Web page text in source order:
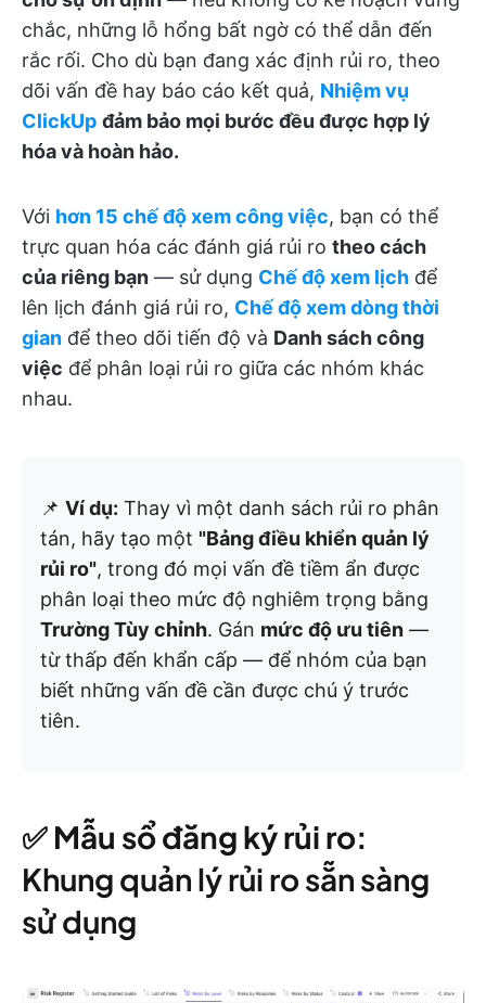
chắc, những lỗ hổng bất ngờ có thể dẫn đến
rắc rối. Cho dù bạn đang xác định rủi ro, theo
dõi vấn đề hay báo cáo kết quả, Nhiệm vụ
ClickUp đảm bảo mọi bước đều được hợp lý
hóa và hoàn hảo.
Với hơn 15 chế độ xem công việc, bạn có thể
trực quan hóa các đánh giá rủi ro theo cách
của riêng bạn — sử dụng Chế độ xem lịch để
lên lịch đánh giá rủi ro, Chế độ xem dòng thời
gian để theo dõi tiến độ và Danh sách công
việc để phân loại rủi ro giữa các nhóm khác
nhau.
📌 Ví dụ: Thay vì một danh sách rủi ro phân
tán, hãy tạo một "Bảng điều khiển quản lý
rủi ro", trong đó mọi vấn đề tiềm ẩn được
phân loại theo mức độ nghiêm trọng bằng
Trường Tùy chỉnh. Gán mức độ ưu tiên —
từ thấp đến khẩn cấp — để nhóm của bạn
biết những vấn đề cần được chú ý trước
tiên.
✅ Mẫu sổ đăng ký rủi ro:
Khung quản lý rủi ro sẵn sàng
sử dụng